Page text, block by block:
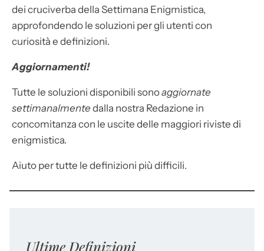
dei cruciverba della Settimana Enigmistica,
approfondendo le soluzioni per gli utenti con
curiosità e definizioni.
Aggiornamenti!
Tutte le soluzioni disponibili sonoaggiornate
settimanalmente dalla nostra Redazione in
concomitanza con le uscite delle maggiori riviste di
enigmistica.
Aiuto per tutte le definizioni più difficili.
Ultime Definizioni